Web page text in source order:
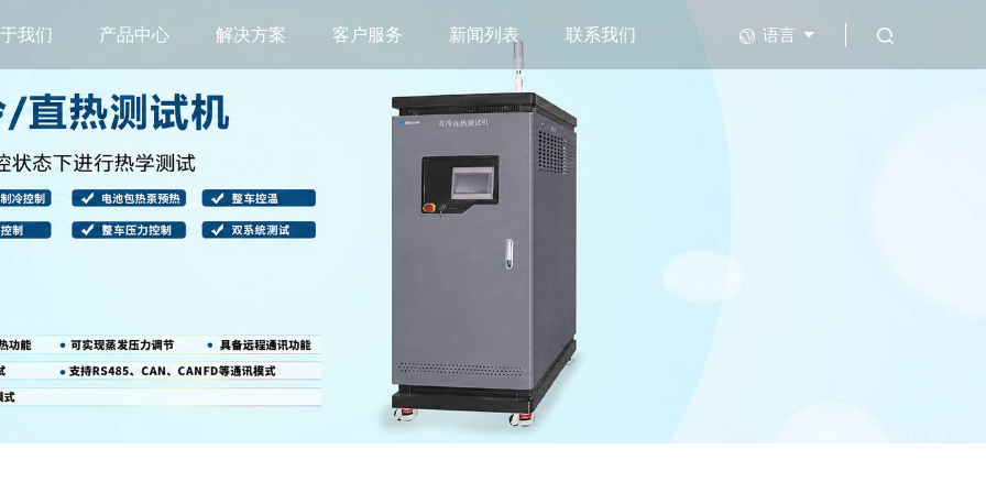
我们 产品中心 解决方案 客户服务 新闻列表 联系我们 语言